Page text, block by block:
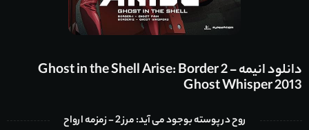
دانلود انیمه Ghost in the Shell Arise: Border 2 -
Ghost Whisper 2013
روح در پوسته بوجود می آید: مرز 2 - زمزمه ارواح